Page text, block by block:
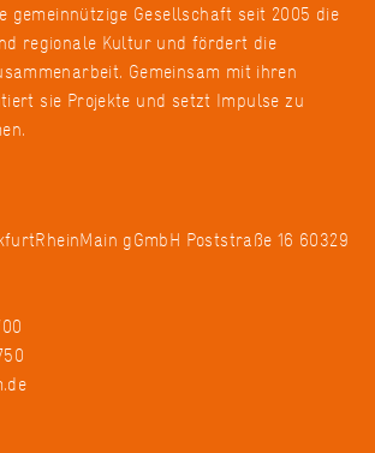
gemeinnützige Gesellschaft seit 2005 die
regionale Kultur und fördert die
Gemeinsam mit ihren
sie Projekte und setzt Impulse zu
gGmbH Poststraße 16 60329